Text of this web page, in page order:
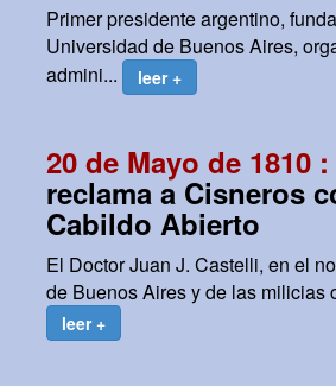
Primer presidente argentino,
Universidad de Buenos Aires,
admini...
leer +
20 de Mayo de 1810 :
reclama a Cisneros
Cabildo Abierto
El Doctor Juan J. Castelli, en el
de Buenos Aires y de las milicias
leer +